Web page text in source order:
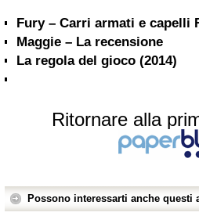
Fury – Carri armati e capelli
Maggie – La recensione
La regola del gioco (2014)
Ritornare alla
Possono interessarti anche questi